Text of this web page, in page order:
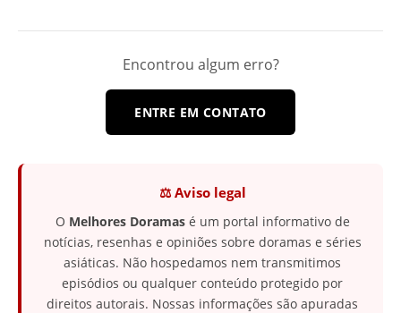
Encontrou algum erro?
ENTRE EM CONTATO
⚖️ Aviso legal
O Melhores Doramasé um portal informativo de
notícias, resenhas e opiniões sobre doramas e séries
asiáticas. Não hospedamos nem transmitimos
episódios ou qualquer conteúdo protegido por
direitos autorais. Nossas informações são apuradas